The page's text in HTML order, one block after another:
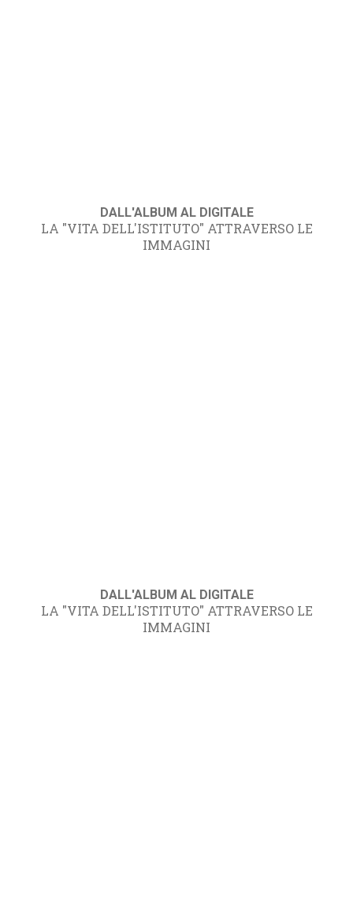
DALL'ALBUM AL DIGITALE
LA "VITA DELL'ISTITUTO" ATTRAVERSO LE
IMMAGINI
DALL'ALBUM AL DIGITALE
LA "VITA DELL'ISTITUTO" ATTRAVERSO LE
IMMAGINI